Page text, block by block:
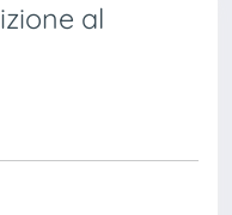
al